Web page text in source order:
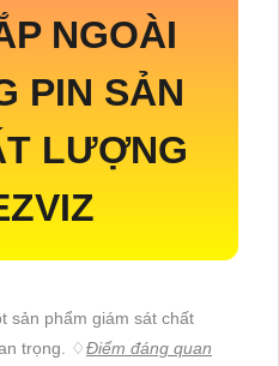
NGOÀI
PIN SẢN
LƯỢNG
sản phẩm giám sát chất
trọng. ♢Điểm đáng quan